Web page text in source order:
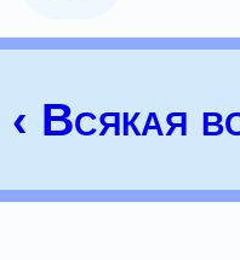
‹ Всякая